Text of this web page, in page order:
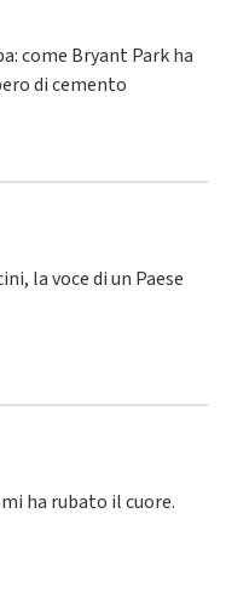
come Bryant Park ha
di cemento
la voce di un Paese
ha rubato il cuore.